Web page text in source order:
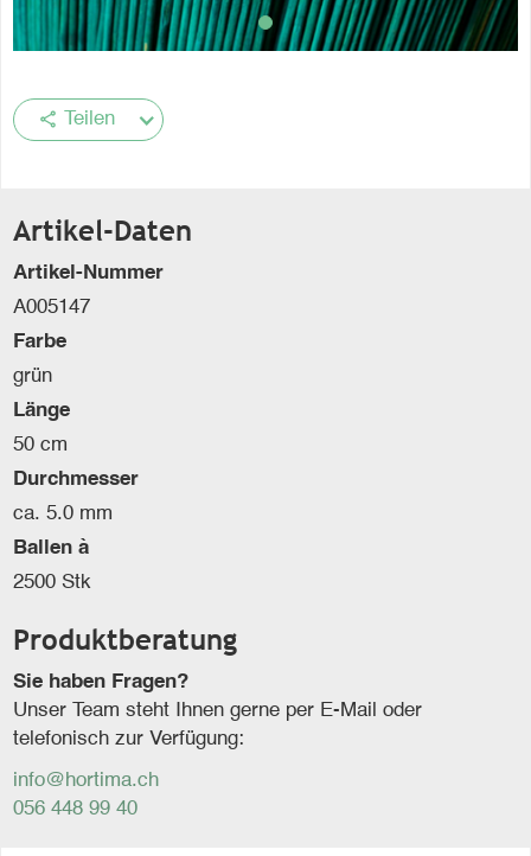
share Teilen
Artikel-Daten
Artikel-Nummer
A005147
Farbe
grün
Länge
50 cm
Durchmesser
ca. 5.0 mm
Ballen à
2500 Stk
Produktberatung
Sie haben Fragen?
Unser Team steht Ihnen gerne per E-Mail oder
telefonisch zur Verfügung:
info@hortima.ch
056 448 99 40